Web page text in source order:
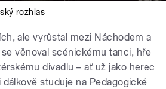
rozhlas
ale vyrůstal mezi Náchodem a
věnoval scénickému tanci, hře
divadlu – ať už jako herec
dálkově studuje na Pedagogické